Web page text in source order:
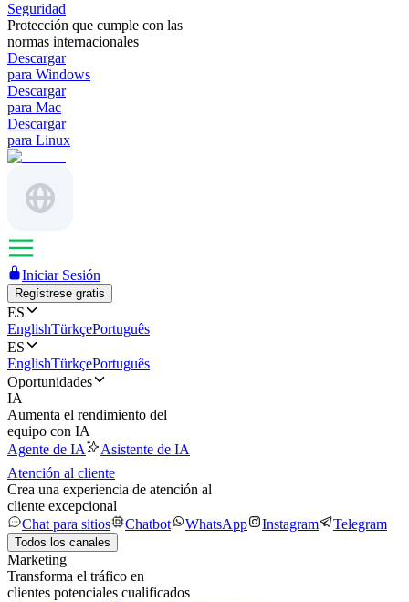
Seguridad
Protección que cumple con las
normas internacionales
Descargar
para Windows
Descargar
para Mac
Descargar
para Linux
Iniciar Sesión
Regístrese gratis
ES
EnglishTürkçePortuguês
ES
EnglishTürkçePortuguês
Oportunidades
IA
Aumenta el rendimiento del
equipo con IA
Agente de IA
Asistente de IA
Atención al cliente
Crea una experiencia de atención al
cliente excepcional
Chat para sitios
Chatbot WhatsApp Instagram Telegram
Todos los canales
Marketing
Transforma el tráfico en
clientes potenciales cualificados